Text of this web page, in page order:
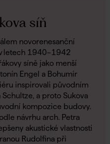
síň
novorenesanční
letech 1940–1942
síně jako menší
Engel a Bohumír
inspirovali původním
Schultze, a proto Sukova
kompozice budovy.
návrhu arch. Petra
akustické vlastnosti
Rudolfina při